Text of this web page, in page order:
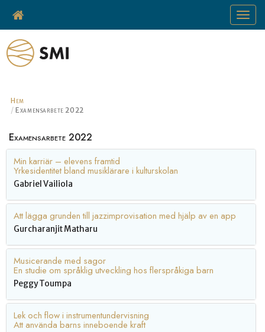
Toggle
Hem
Examensarbete 2022
Examensarbete 2022
Min karriär – elevens framtid
Yrkesidentitet bland musiklärare i kulturskolan
Gabriel Vailiola
Att lägga grunden till jazzimprovisation med hjälp av en app
Gurcharanjit Matharu
Musicerande med sagor
En studie om språklig utveckling hos flerspråkiga barn
Peggy Toumpa
Lek och flow i instrumentundervisning
Att använda barns inneboende kraft